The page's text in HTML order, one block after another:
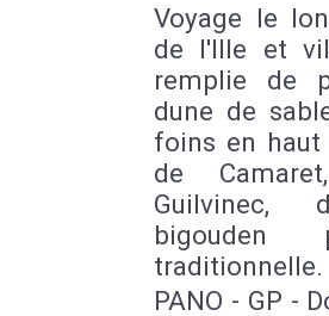
Voyage le
de l'Ille et
remplie de
dune de
foins en
de
Guilvinec,
traditionnelle.
PANO - GP -